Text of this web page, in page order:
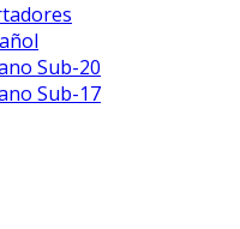
Sub-20
Sub-17